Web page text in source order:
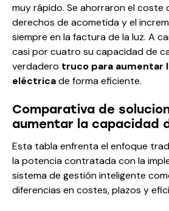
muy rápido. Se ahorraron el coste
derechos de acometida y el
siempre en la factura de la luz. A
casi por cuatro su capacidad de
verdadero truco para aumentar
eléctricade forma eficiente.
Comparativa de
aumentar la capacidad
Esta tabla enfrenta el enfoque
la potencia contratada con la
sistema de gestión inteligente
diferencias en costes, plazos y